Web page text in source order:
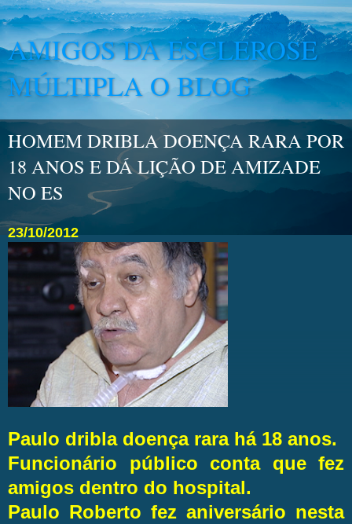
AMIGOS DA ESCLEROSE
MÚLTIPLA O BLOG
HOMEM DRIBLA DOENÇA RARA POR
18 ANOS E DÁ LIÇÃO DE AMIZADE
NO ES
23/10/2012
Paulo dribla doença rara há 18 anos.
Funcionário público conta que fez
amigos dentro do hospital.
Paulo Roberto fez aniversário nesta